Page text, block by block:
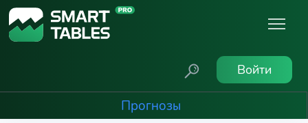
Войти
Прогнозы